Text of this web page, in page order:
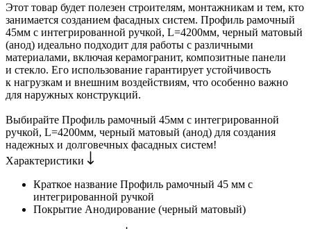
Этот товар будет полезен строителям, монтажникам и тем, кто
занимается созданием фасадных систем. Профиль рамочный
45мм с интегрированной ручкой, L=4200мм, черный матовый
(анод) идеально подходит для работы с различными
материалами, включая керамогранит, композитные панели
и стекло. Его использование гарантирует устойчивость
к нагрузкам и внешним воздействиям, что особенно важно
для наружных конструкций.
Выбирайте Профиль рамочный 45мм с интегрированной
ручкой, L=4200мм, черный матовый (анод) для создания
надежных и долговечных фасадных систем!
Характеристики
Краткое название Профиль рамочный 45 мм с
интегрированной ручкой
Покрытие Анодирование (черный матовый)